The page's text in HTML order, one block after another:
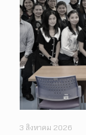
3 สิงหาคม 2026